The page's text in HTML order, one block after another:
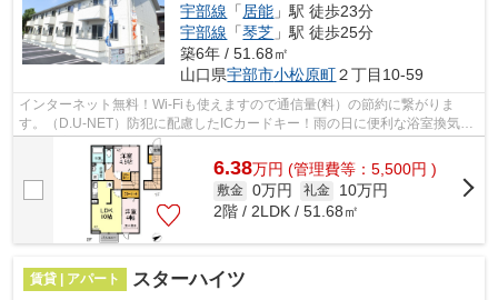
宇部線 「 居能 」駅 徒歩23分
宇部線 「琴芝 」駅 徒歩25分
築6年 / 51.68㎡
山口県宇部市小松原町２丁目10-59
インターネット無料！Wi-Fiも使えますので通信量(料）の節約に繋がりま
す。（D.U-NET）防犯に配慮したICカードキー！雨の日に便利な浴室換気乾
燥機・室内物し♪全部屋居室照明付！
6.38万円 (管理費等：5,500円 )
敷金 0万円 礼金
10万円
2階 / 2LDK / 51.68㎡
賃貸 | アパート スターハイツ